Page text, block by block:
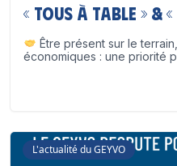
« Tous à table » &
Être présent sur le
économiques : une priorité
L'actualité du GEYVO